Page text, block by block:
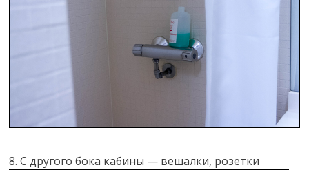
8. С другого бока кабины — вешалки, розетки